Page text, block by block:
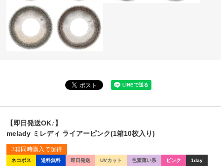
【即日発送OK♪】
melady ミレディ ライアーピンク(1箱10枚入り)
ネコポス 送料無料 即日発送 UVカット 色素薄い系 ピンク 1day
3箱同時購入で超得